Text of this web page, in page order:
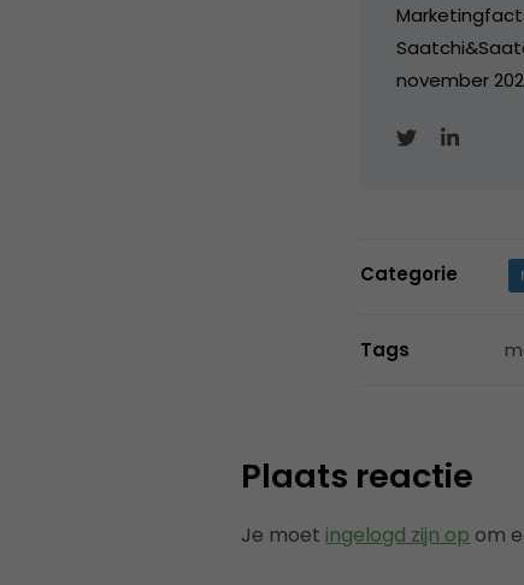
november
Categorie
Tags
Plaats reactie
Je moet ingelogd zijn op om